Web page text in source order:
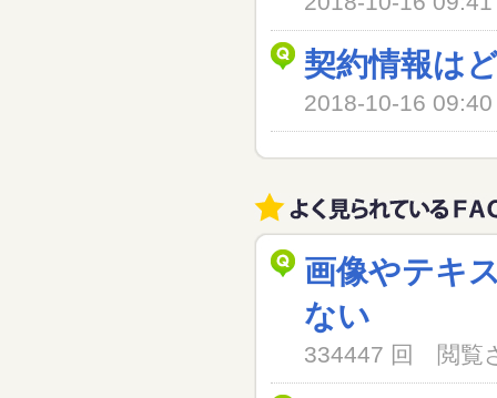
契約情報は
2018-10-16
画像やテキ
ない
334447 回 閲覧